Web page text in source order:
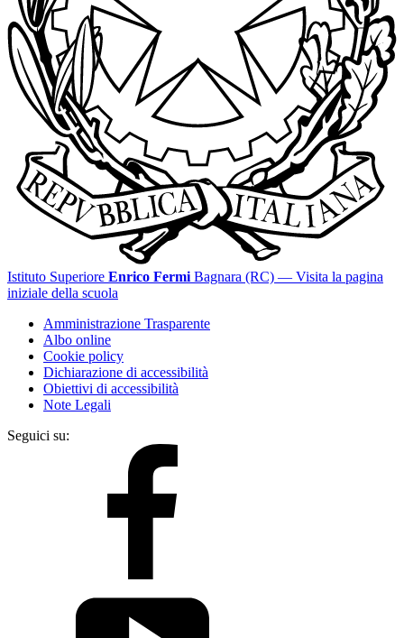
Istituto Superiore Enrico Fermi Bagnara (RC) — Visita la pagina
iniziale della scuola
Amministrazione Trasparente
Albo online
Cookie policy
Dichiarazione di accessibilità
Obiettivi di accessibilità
Note Legali
Seguici su: